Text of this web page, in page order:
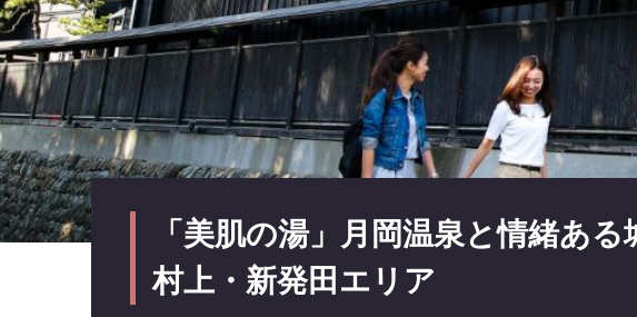
「美肌の湯」月岡温泉と情緒ある
村上・新発田エリア